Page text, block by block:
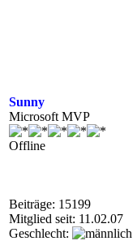
Sunny
Microsoft MVP
Offline
Beiträge: 15199
Mitglied seit: 11.02.07
Geschlecht: